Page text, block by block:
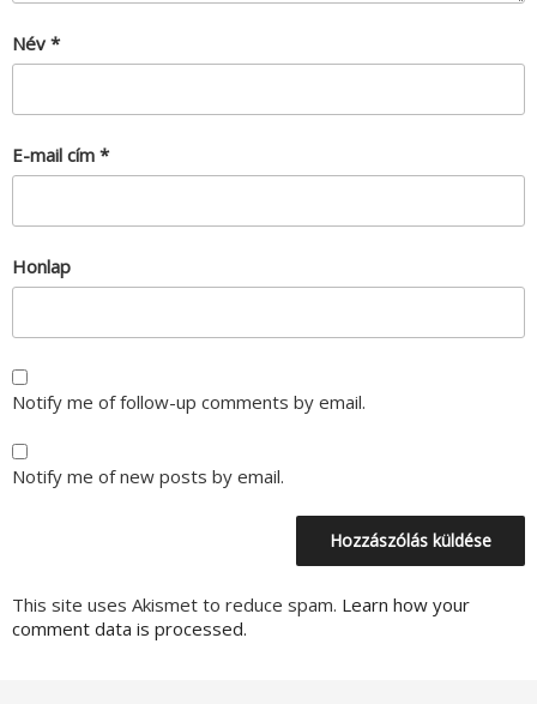
Név *
E-mail cím *
Honlap
Notify me of follow-up comments by email.
Notify me of new posts by email.
This site uses Akismet to reduce spam. Learn how your
comment data is processed.